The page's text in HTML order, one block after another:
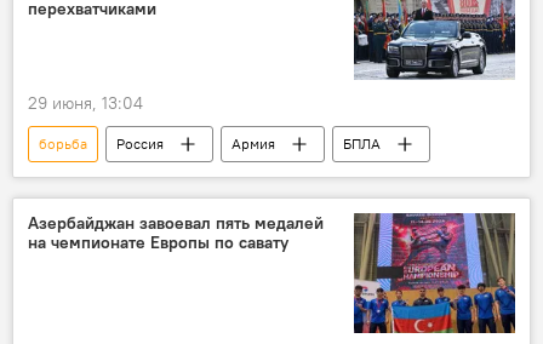
перехватчиками
29 июня, 13:04
борьба Россия Армия БПЛА
Азербайджан завоевал пять медалей
на чемпионате Европы по савату